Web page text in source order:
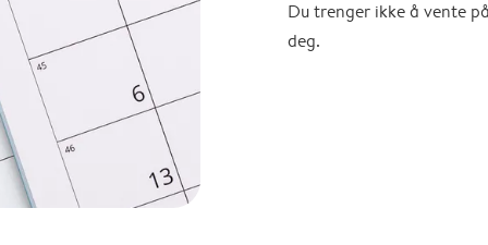
Du trenger ikke å vente
deg.